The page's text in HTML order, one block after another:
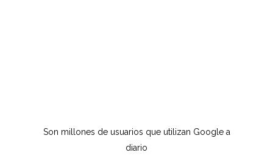
Son millones de usuarios que utilizan Google a
diario